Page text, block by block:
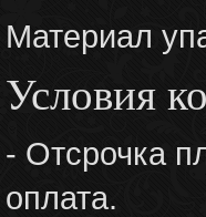
Материал
Условия
- Отсрочка
оплата.